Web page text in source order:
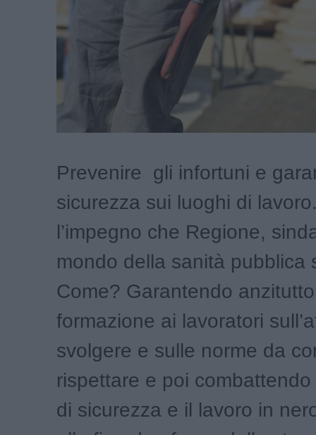
Prevenire gli infortuni e
sicurezza sui luoghi di lavoro.
l’impegno che Regione,
mondo della sanità pubblica
Come? Garantendo
formazione ai lavoratori
svolgere e sulle norme da
rispettare e poi
di sicurezza e il lavoro in